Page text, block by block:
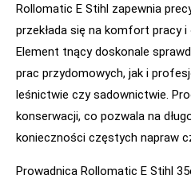
Rollomatic E Stihl zapewnia
przekłada się na komfort pracy
Element tnący doskonale
prac przydomowych, jak i
leśnictwie czy sadownictwie.
konserwacji, co pozwala na
konieczności częstych napraw
Prowadnica Rollomatic E Stihl